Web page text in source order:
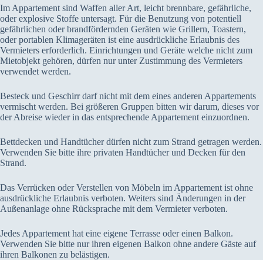
Im Appartement sind Waffen aller Art, leicht brennbare, gefährliche,
oder explosive Stoffe untersagt. Für die Benutzung von potentiell
gefährlichen oder brandfördernden Geräten wie Grillern, Toastern,
oder portablen Klimageräten ist eine ausdrückliche Erlaubnis des
Vermieters erforderlich. Einrichtungen und Geräte welche nicht zum
Mietobjekt gehören, dürfen nur unter Zustimmung des Vermieters
verwendet werden.
Besteck und Geschirr darf nicht mit dem eines anderen Appartements
vermischt werden. Bei größeren Gruppen bitten wir darum, dieses vor
der Abreise wieder in das entsprechende Appartement einzuordnen.
Bettdecken und Handtücher dürfen nicht zum Strand getragen werden.
Verwenden Sie bitte ihre privaten Handtücher und Decken für den
Strand.
Das Verrücken oder Verstellen von Möbeln im Appartement ist ohne
ausdrückliche Erlaubnis verboten. Weiters sind Änderungen in der
Außenanlage ohne Rücksprache mit dem Vermieter verboten.
Jedes Appartement hat eine eigene Terrasse oder einen Balkon.
Verwenden Sie bitte nur ihren eigenen Balkon ohne andere Gäste auf
ihren Balkonen zu belästigen.